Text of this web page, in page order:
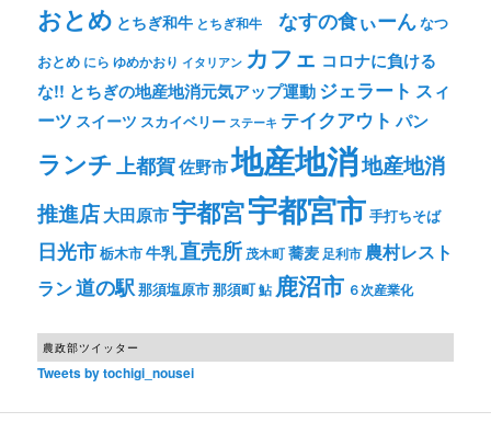
おとめ とちぎ和牛 とちぎ和牛 なすの食ぃーんなつ
おとめ にら ゆめかおり イタリアン カフェ コロナに負ける
な!! とちぎの地産地消元気アップ運動ジェラート スィ
ーツ スイーツ スカイベリー ステーキ テイクアウト パン
ランチ上都賀佐野市地産地消地産地消
推進店大田原市宇都宮宇都宮市手打ちそば
日光市栃木市牛乳直売所 茂木町蕎麦 足利市 農村レスト
ラン道の駅那須塩原市那須町鮎 鹿沼市 ６次産業化
農政部ツイッター
Tweets by tochigi_nousei